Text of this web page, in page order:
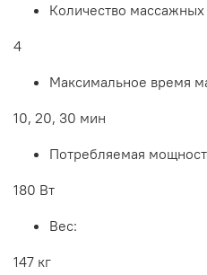
Количество массажных
4
Максимальное время
10, 20, 30 мин
Потребляемая
180 Вт
Вес:
147 кг